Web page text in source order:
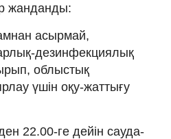
жанданды:
асырмай,
дезинфекциялық
облыстық
үшін оқу-жаттығу
22.00-ге дейін сауда-